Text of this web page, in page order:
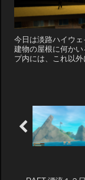
今日は淡路ハイウ
建物の屋根に何か
プ内には、これ以